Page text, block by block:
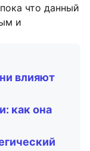
что данный
и
влияют
как она